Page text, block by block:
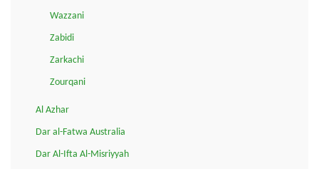
Wazzani
Zabidi
Zarkachi
Zourqani
Al Azhar
Dar al-Fatwa Australia
Dar Al-Ifta Al-Misriyyah